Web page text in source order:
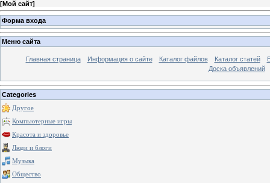
[Мой сайт]
Форма входа
Меню сайта
Главная страница Информация о сайте Каталог файлов Каталог статей
Доска объявлений
Categories
Другое
Компьютерные игры
Красота и здоровье
Люди и блоги
Музыка
Общество